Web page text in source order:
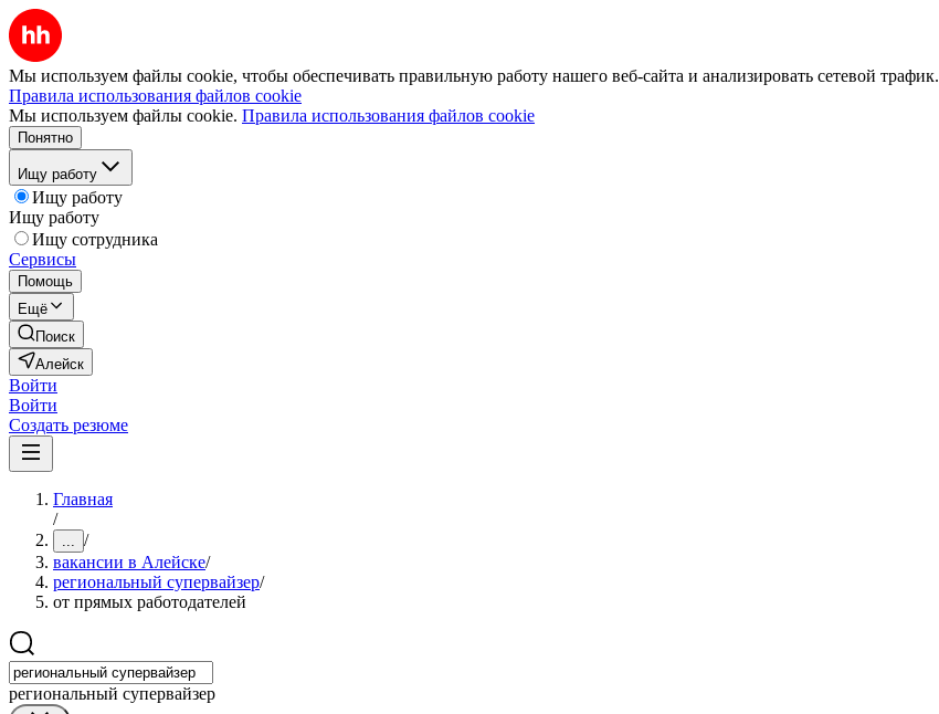
Мы используем файлы cookie, чтобы обеспечивать правильную работу нашего веб-сайта и анализировать сетевой трафик.
Правила использования файлов cookie
Мы используем файлы cookie. Правила использования файлов cookie
Понятно
Ищу работу
Ищу работу
Ищу работу
Ищу сотрудника
Сервисы
Помощь
Ещё
Поиск
Алейск
Войти
Войти
Создать резюме
Главная
/
... /
вакансии в Алейске/
региональный супервайзер/
от прямых работодателей
региональный супервайзер